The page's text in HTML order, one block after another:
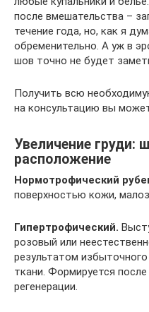
после вмешательства –
течение года, но, как я
обременительно. А уж в
шов точно не будет
Получить всю
на консультацию вы
Увеличение груди:
расположение
Нормотрофический
поверхностью кожи,
Гипертрофический.
розовый или
результатом
ткани. Формируется
регенерации.